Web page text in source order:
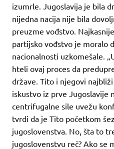
izumrle. Jugoslavija je bila
nijedna nacija nije bila
preuzme vođstvo.
partijsko vođstvo je moralo
nacionalnosti uzkomešale.
hteli ovaj proces da
države. Tito i njegovi
iskustvo iz prve Jugoslavije
centrifugalne sile uvežu
tvrdi da je Tito početkom
jugoslovenstva. No, šta to
jugoslovenstvu reč? Ako se